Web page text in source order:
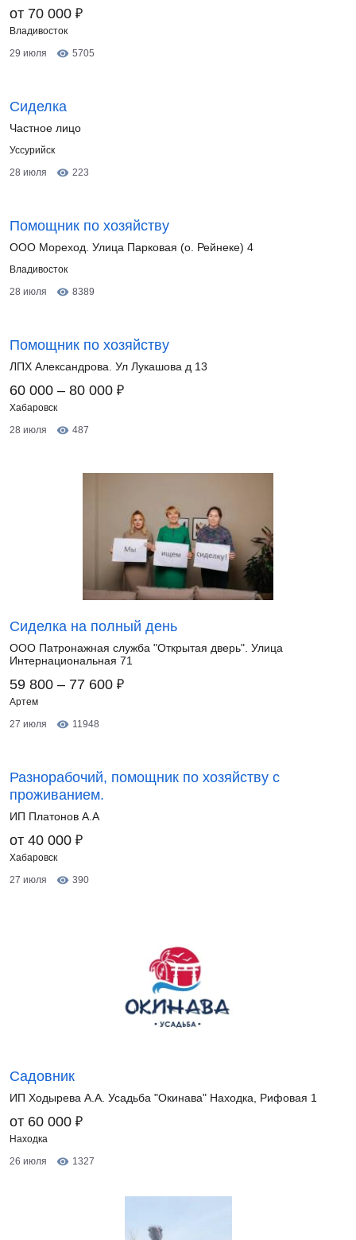
от 70 000 ₽
Владивосток
29 июля
5705
Сиделка
Частное лицо
Уссурийск
28 июля
223
Помощник по хозяйству
ООО Мореход. Улица Парковая (о. Рейнеке) 4
Владивосток
28 июля
8389
Помощник по хозяйству
ЛПХ Александрова. Ул Лукашова д 13
60 000 – 80 000 ₽
Хабаровск
28 июля
487
Сиделка на полный день
ООО Патронажная служба "Открытая дверь". Улица
Интернациональная 71
59 800 – 77 600 ₽
Артем
27 июля
11948
Разнорабочий, помощник по хозяйству с
проживанием.
ИП Платонов А.А
от 40 000 ₽
Хабаровск
27 июля
390
Садовник
ИП Ходырева А.А. Усадьба "Окинава" Находка, Рифовая 1
от 60 000 ₽
Находка
26 июля
1327